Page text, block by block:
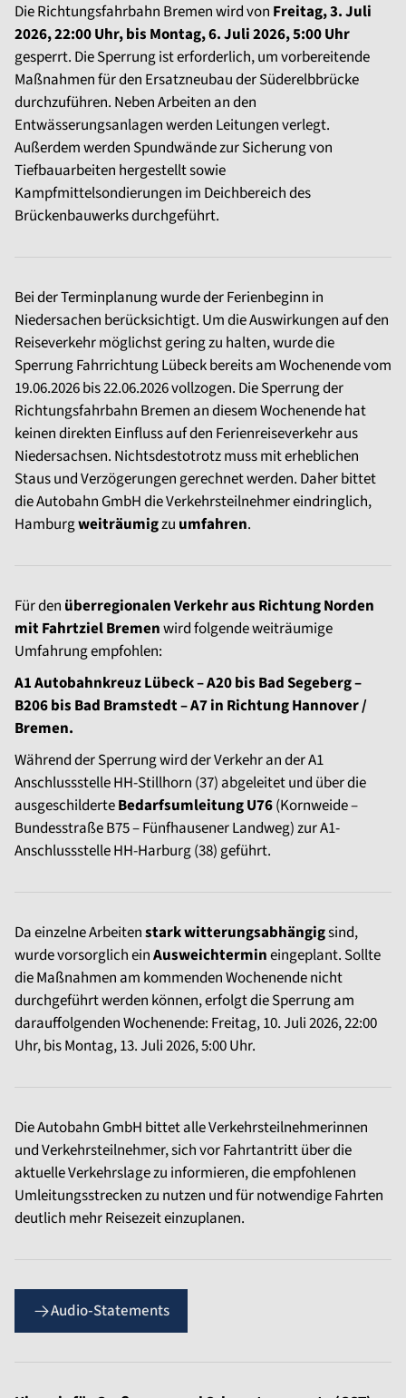
Die Richtungsfahrbahn Bremen wird von Freitag, 3. Juli
2026, 22:00 Uhr, bis Montag, 6. Juli 2026, 5:00 Uhr
gesperrt. Die Sperrung ist erforderlich, um vorbereitende
Maßnahmen für den Ersatzneubau der Süderelbbrücke
durchzuführen. Neben Arbeiten an den
Entwässerungsanlagen werden Leitungen verlegt.
Außerdem werden Spundwände zur Sicherung von
Tiefbauarbeiten hergestellt sowie
Kampfmittelsondierungen im Deichbereich des
Brückenbauwerks durchgeführt.
Bei der Terminplanung wurde der Ferienbeginn in
Niedersachen berücksichtigt. Um die Auswirkungen auf den
Reiseverkehr möglichst gering zu halten, wurde die
Sperrung Fahrrichtung Lübeck bereits am Wochenende vom
19.06.2026 bis 22.06.2026 vollzogen. Die Sperrung der
Richtungsfahrbahn Bremen an diesem Wochenende hat
keinen direkten Einfluss auf den Ferienreiseverkehr aus
Niedersachsen. Nichtsdestotrotz muss mit erheblichen
Staus und Verzögerungen gerechnet werden. Daher bittet
die Autobahn GmbH die Verkehrsteilnehmer eindringlich,
Hamburgweiträumigzu umfahren.
Für den überregionalen Verkehr aus Richtung Norden
mit Fahrtziel Bremenwird folgende weiträumige
Umfahrung empfohlen:
A1 Autobahnkreuz Lübeck – A20 bis Bad Segeberg –
B206 bis Bad Bramstedt – A7 in Richtung Hannover /
Bremen.
Während der Sperrung wird der Verkehr an der A1
Anschlussstelle HH-Stillhorn (37) abgeleitet und über die
ausgeschilderteBedarfsumleitung U76(Kornweide –
Bundesstraße B75 – Fünfhausener Landweg) zur A1-
Anschlussstelle HH-Harburg (38) geführt.
Da einzelne Arbeitenstark witterungsabhängigsind,
wurde vorsorglich einAusweichtermineingeplant. Sollte
die Maßnahmen am kommenden Wochenende nicht
durchgeführt werden können, erfolgt die Sperrung am
darauffolgenden Wochenende: Freitag, 10. Juli 2026, 22:00
Uhr, bis Montag, 13. Juli 2026, 5:00 Uhr.
Die Autobahn GmbH bittet alle Verkehrsteilnehmerinnen
und Verkehrsteilnehmer, sich vor Fahrtantritt über die
aktuelle Verkehrslage zu informieren, die empfohlenen
Umleitungsstrecken zu nutzen und für notwendige Fahrten
deutlich mehr Reisezeit einzuplanen.
Audio‑Statements